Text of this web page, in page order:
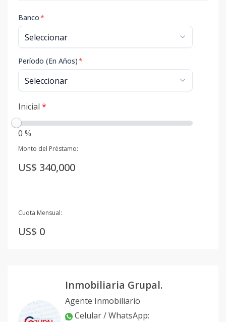
Banco*
Período (En Años)*
Inicial *
0 %
Monto del Préstamo:
US$ 340,000
Cuota Mensual:
US$ 0
Inmobiliaria Grupal.
Agente Inmobiliario
Celular / WhatsApp: